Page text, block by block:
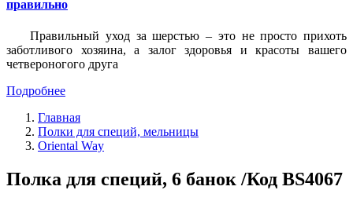
правильно
Правильный уход за шерстью – это не просто прихоть
заботливого хозяина, а залог здоровья и красоты вашего
четвероногого друга
Подробнее
Главная
Полки для специй, мельницы
Oriental Way
Полка для специй, 6 банок /Код BS4067